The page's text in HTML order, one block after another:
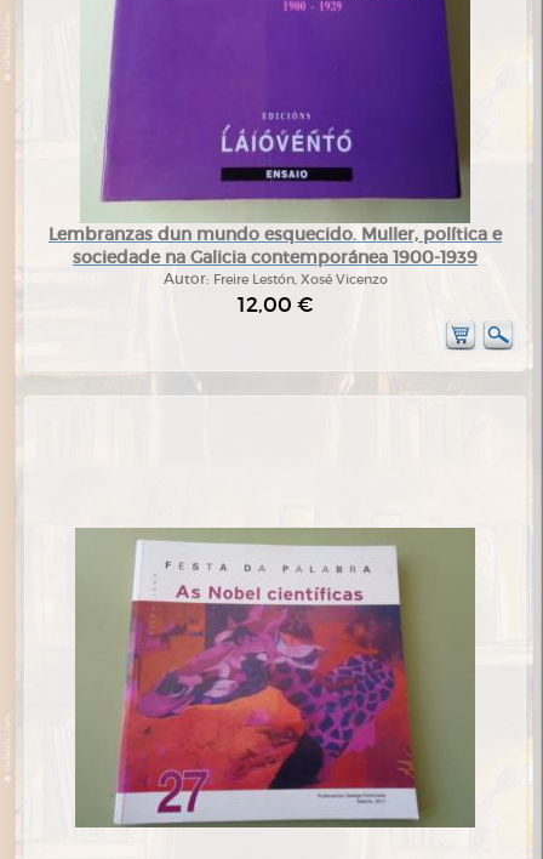
Lembranzas dun mundo esquecido. Muller, política e
sociedade na Galicia contemporánea 1900-1939
Autor: Freire Lestón, Xosé Vicenzo
12,00 €